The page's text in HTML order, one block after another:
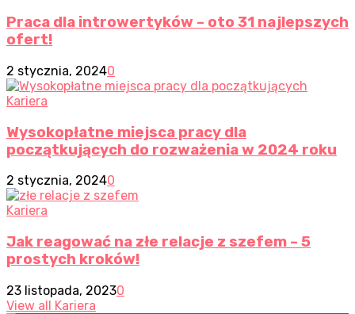
Praca dla introwertyków – oto 31 najlepszych
ofert!
2 stycznia, 20240
Kariera
Wysokopłatne miejsca pracy dla
początkujących do rozważenia w 2024 roku
2 stycznia, 20240
Kariera
Jak reagować na złe relacje z szefem – 5
prostych kroków!
23 listopada, 20230
View all Kariera